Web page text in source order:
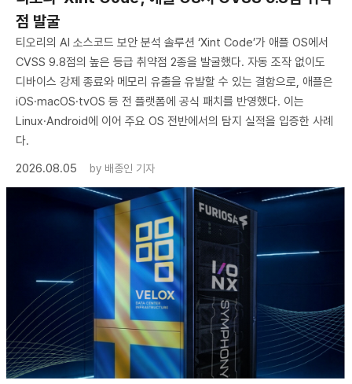
점 발굴
티오리의 AI 소스코드 보안 분석 솔루션 ‘Xint Code’가 애플 OS에서
CVSS 9.8점의 높은 등급 취약점 2종을 발굴했다. 자동 조작 없이도
디바이스 강제 종료와 메모리 유출을 유발할 수 있는 결함으로, 애플은
iOS·macOS·tvOS 등 전 플랫폼에 공식 패치를 반영했다. 이는
Linux·Android에 이어 주요 OS 전반에서의 탐지 실적을 입증한 사례
다.
2026.08.05
by 배종인 기자